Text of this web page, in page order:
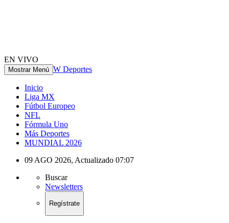
EN VIVO
Mostrar Menú W Deportes
Inicio
Liga MX
Fútbol Europeo
NFL
Fórmula Uno
Más Deportes
MUNDIAL 2026
09 AGO 2026, Actualizado 07:07
Buscar
Newsletters
Regístrate